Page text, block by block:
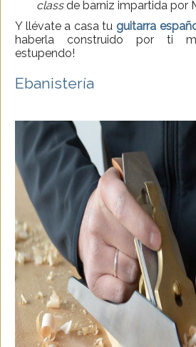
classde barniz impartida por
Y llévate a casa tu guitarra
haberla construido por ti
estupendo!
Ebanistería